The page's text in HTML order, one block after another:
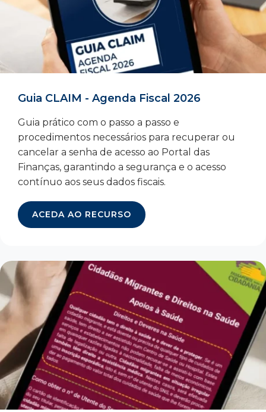
Guia CLAIM - Agenda Fiscal 2026
Guia prático com o passo a passo e
procedimentos necessários para recuperar ou
cancelar a senha de acesso ao Portal das
Finanças, garantindo a segurança e o acesso
contínuo aos seus dados fiscais.
ACEDA AO RECURSO